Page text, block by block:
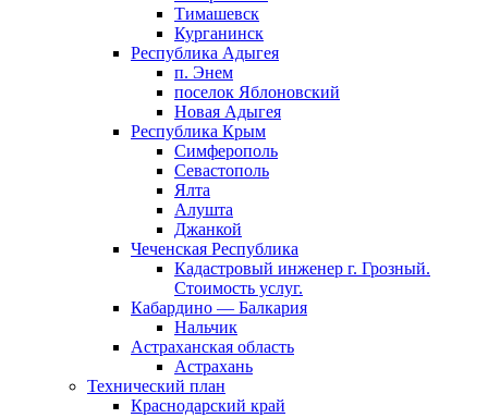
Тимашевск
Курганинск
Республика Адыгея
п. Энем
поселок Яблоновский
Новая Адыгея
Республика Крым
Симферополь
Севастополь
Ялта
Алушта
Джанкой
Чеченская Республика
Кадастровый инженер г. Грозный.
Стоимость услуг.
Кабардино — Балкария
Нальчик
Астраханская область
Астрахань
Технический план
Краснодарский край